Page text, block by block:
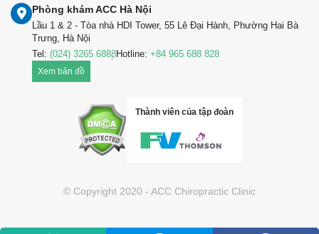
Phòng khám ACC Hà Nội
Lầu 1 & 2 - Tòa nhà HDI Tower, 55 Lê Đại Hành, Phường Hai Bà
Trưng, Hà Nội
Tel: (024) 3265 6888Hotline: +84 965 688 828
Xem bản đồ
Thành viên của tập đoàn
© Copyright 2020 - ACC Chiropractic Clinic